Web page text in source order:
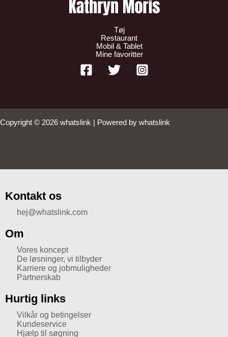
Tøj
Restaurant
Mobil & Tablet
Mine favoritter
Copyright © 2026 whatslink | Powered by whatslink
Kontakt os
hej@whatslink.com
Om
Vores koncept
De løsninger, vi tilbyder
Karriere og jobmuligheder
Partnerskab
Hurtig links
Vilkår og betingelser
Kundeservice
Hjælp til søgning